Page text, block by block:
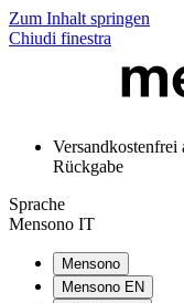
Zum Inhalt springen
Chiudi finestra
Versandkostenfrei
Rückgabe
Sprache
Mensono IT
Mensono
Mensono EN